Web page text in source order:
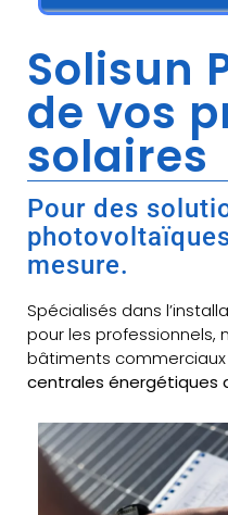
Solisun
de vos
solaires
Pour des
mesure.
Spécialisés dans
pour les professionnels,
bâtiments
centrales énergétiques